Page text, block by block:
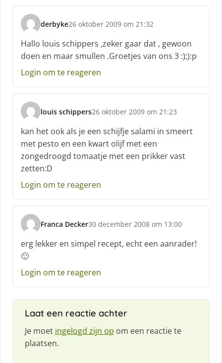
e
f
:
derbyke
s
c
h
r
e
f
26 oktober 2009 om 21:32
Hallo louis schippers ,zeker gaar dat , gewoon
doen en maar smullen .Groetjes van ons 3 :);):p
Login om te reageren
louis schippers
s
c
h
r
e
e
:
26 oktober 2009 om 21:23
kan het ook als je een schijfje salami in smeert
met pesto en een kwart olijf met een
zongedroogd tomaatje met een prikker vast
zetten:D
Login om te reageren
Franca Decker
s
h
r
e
:
30 december 2008 om 13:00
erg lekker en simpel recept, echt een aanrader!
🙂
Login om te reageren
Laat een reactie achter
Je moet ingelogd zijn op om een reactie te
plaatsen.